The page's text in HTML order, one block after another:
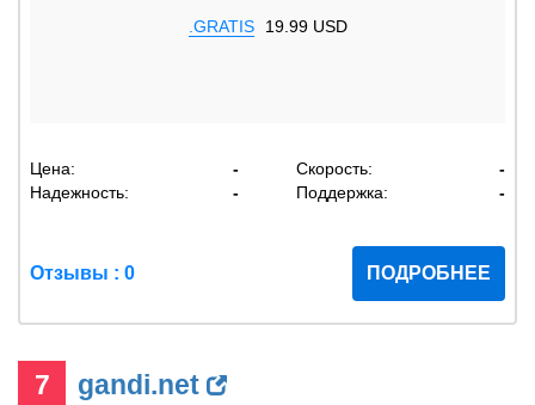
.GRATIS 19.99 USD
Цена: - Скорость:
-
Надежность:
- Поддержка: -
Отзывы : 0 ПОДРОБНЕЕ
7 gandi.net